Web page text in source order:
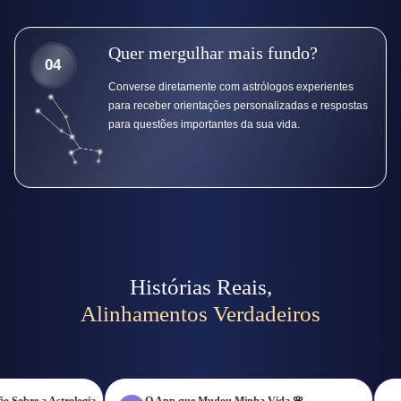
04
Quer mergulhar mais fundo?
Converse diretamente com astrólogos experientes
para receber orientações personalizadas e respostas
para questões importantes da sua vida.
Histórias Reais,
Alinhamentos Verdadeiros